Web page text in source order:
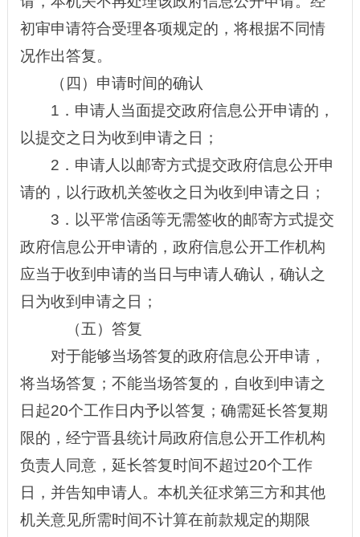
初审申请符合受理各项规定的，将根据不同情
况作出答复。
（四）申请时间的确认
1．申请人当面提交政府信息公开申请的，
以提交之日为收到申请之日；
2．申请人以邮寄方式提交政府信息公开申
请的，以行政机关签收之日为收到申请之日；
3．以平常信函等无需签收的邮寄方式提交
政府信息公开申请的，政府信息公开工作机构
应当于收到申请的当日与申请人确认，确认之
日为收到申请之日；
（五）答复
对于能够当场答复的政府信息公开申请，
将当场答复；不能当场答复的，自收到申请之
日起20个工作日内予以答复；确需延长答复期
限的，经宁晋县统计局政府信息公开工作机构
负责人同意，延长答复时间不超过20个工作
日，并告知申请人。本机关征求第三方和其他
机关意见所需时间不计算在前款规定的期限